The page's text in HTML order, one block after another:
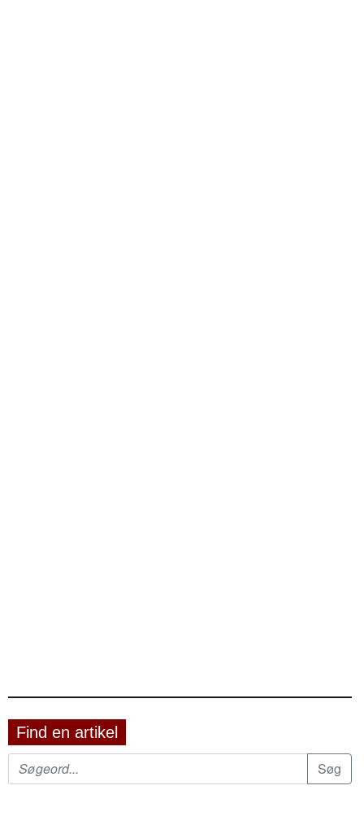
Find en artikel